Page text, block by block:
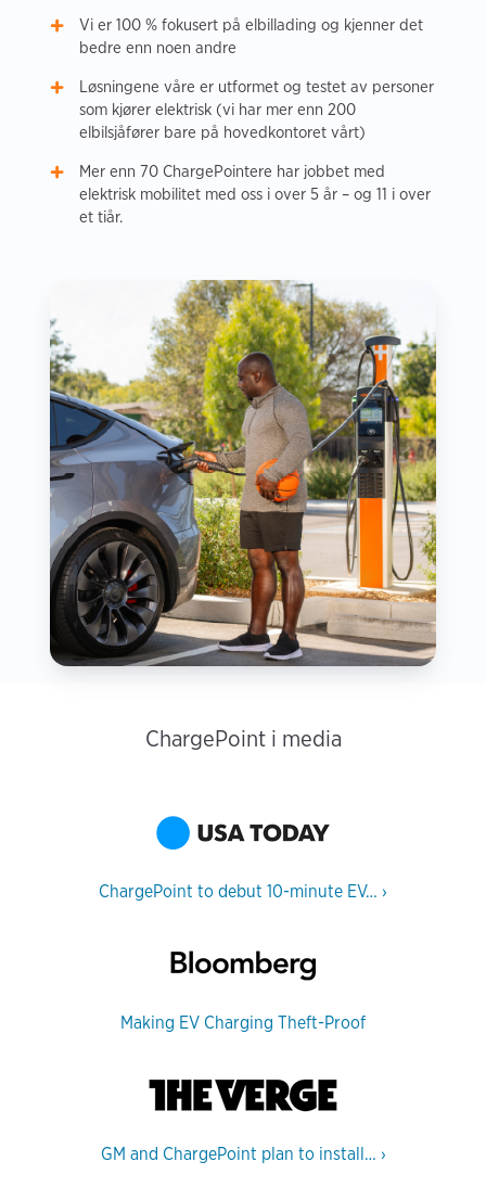
Vi er 100 % fokusert på elbillading og kjenner det
bedre enn noen andre
Løsningene våre er utformet og testet av personer
som kjører elektrisk (vi har mer enn 200
elbilsjåfører bare på hovedkontoret vårt)
Mer enn 70 ChargePointere har jobbet med
elektrisk mobilitet med oss i over 5 år – og 11 i over
et tiår.
ChargePoint i media
ChargePoint to debut 10-minute EV… ›
Making EV Charging Theft-Proof
GM and ChargePoint plan to install… ›